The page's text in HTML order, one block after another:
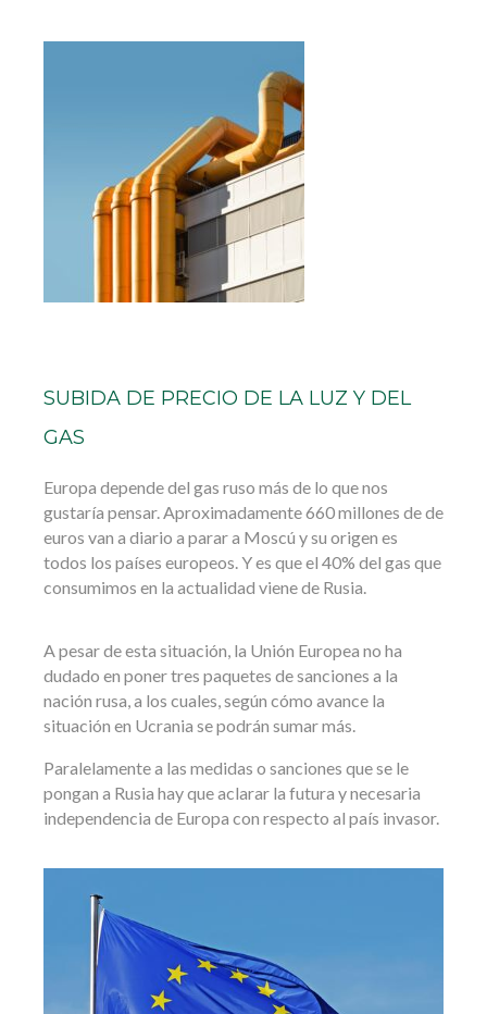
SUBIDA DE PRECIO DE LA LUZ Y DEL
GAS
Europa depende del gas ruso más de lo que nos
gustaría pensar. Aproximadamente 660 millones de de
euros van a diario a parar a Moscú y su origen es
todos los países europeos. Y es que el 40% del gas que
consumimos en la actualidad viene de Rusia.
A pesar de esta situación, la Unión Europea no ha
dudado en poner tres paquetes de sanciones a la
nación rusa, a los cuales, según cómo avance la
situación en Ucrania se podrán sumar más.
Paralelamente a las medidas o sanciones que se le
pongan a Rusia hay que aclarar la futura y necesaria
independencia de Europa con respecto al país invasor.